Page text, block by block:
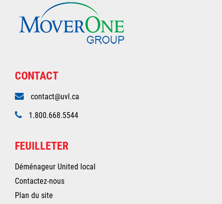
CONTACT
contact@uvl.ca
1.800.668.5544
FEUILLETER
Déménageur United local
Contactez-nous
Plan du site